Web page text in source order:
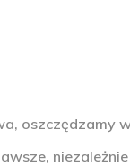
oszczędzamy